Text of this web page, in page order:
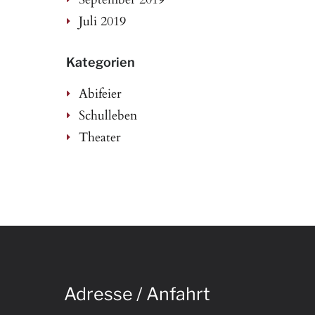
Juli 2019
Kategorien
Abifeier
Schulleben
Theater
Adresse / Anfahrt